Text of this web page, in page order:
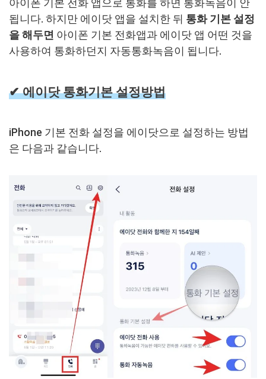
아이폰 기본 전화 앱으로 통화를 하면 통화녹음이 안
됩니다. 하지만 에이닷 앱을 설치한 뒤 통화 기본 설정
을 해두면 아이폰 기본 전화앱과 에이닷 앱 어떤 것을
사용하여 통화하던지 자동통화녹음이 됩니다.
✔︎에이닷 통화기본 설정방법
iPhone 기본 전화 설정을 에이닷으로 설정하는 방법
은 다음과 같습니다.